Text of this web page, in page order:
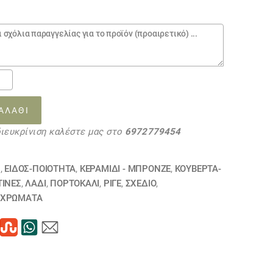
καλέστε μας στο 6972779454
, ΕΙΔΟΣ-ΠΟΙΟΤΗΤΑ, ΚΕΡΑΜΙΔΙ - ΜΠΡΟΝΖΕ, ΚΟΥΒΈΡΤΑ-
,ΛΑΔΙ, ΠΟΡΤΟΚΑΛΙ, ΡΙΓΈ, ΣΧΕΔΙΟ,
ΧΡΏΜΑΤΑ